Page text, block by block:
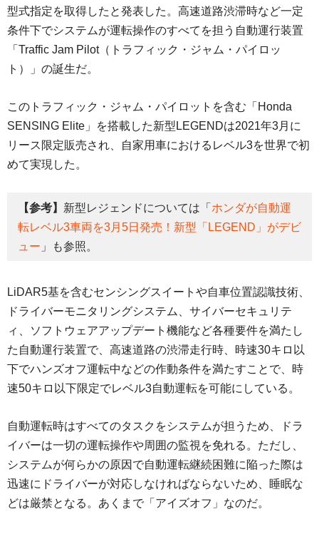
型式指定を取得したと発表した。高速道路渋滞時など一定
条件下でシステムが運転操作のすべてを担う自動運行装置
「Traffic Jam Pilot（トラフィック・ジャム・パイロッ
ト）」の誕生だ。
このトラフィック・ジャム・パイロットを含む「Honda
SENSING Elite」を搭載した新型LEGENDは2021年3月に
リース限定販売され、自家用車におけるレベル3を世界で初
めて実現した。
【参考】 新型レジェンドについては「 ホンダが自動運
転レベル3車両を3月5日発売！新型「LEGEND」がデビ
ュー 」も参照。
LiDAR5基を含むセンシングスイートや自車位置認識技術、
ドライバーモニタリングシステム、サイバーセキュリテ
ィ、ソフトウェアアップデート機能など各種要件を満たし
た自動運行装置で、高速道路の渋滞走行時、時速30キロ以
下でハンズオフ運転中などの作動条件を満たすことで、時
速50キロ以下限定でレベル3自動運転を可能にしている。
自動運転時はすべてのタスクをシステムが担うため、ドラ
イバーは一切の運転操作や周囲の監視を免れる。ただし、
システムが何らかの原因で自動運転継続困難に陥った際は
迅速にドライバーが対応しなければならないため、睡眠な
どは厳禁となる。あくまで「アイズオフ」なのだ。